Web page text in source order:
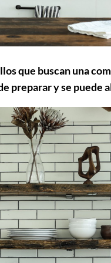
que buscan una
preparar y se puede